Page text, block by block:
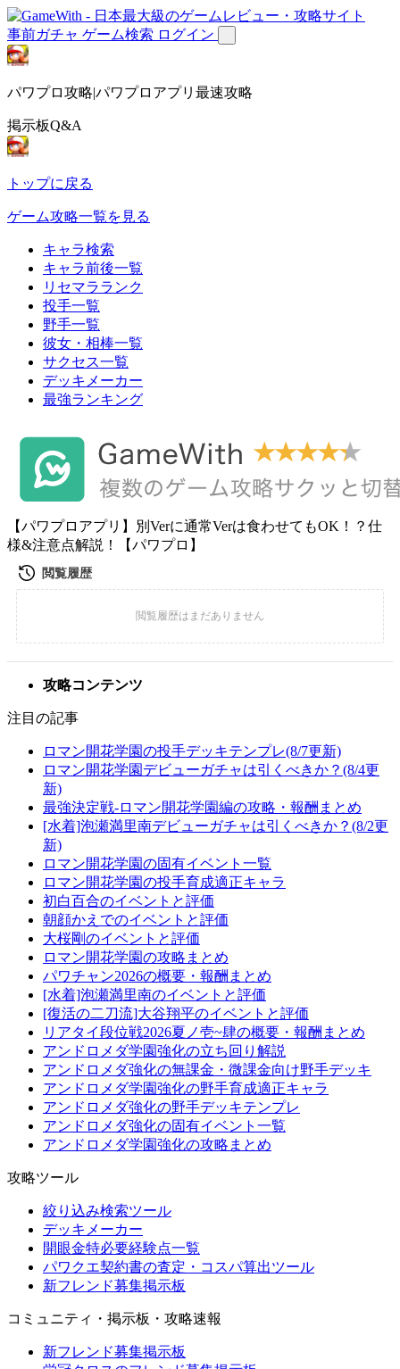
事前ガチャ ゲーム検索 ログイン
パワプロ攻略|パワプロアプリ最速攻略
掲示板Q&A
トップに戻る
ゲーム攻略一覧を見る
キャラ検索
キャラ前後一覧
リセマラランク
投手一覧
野手一覧
彼女・相棒一覧
サクセス一覧
デッキメーカー
最強ランキング
【パワプロアプリ】別Verに通常Verは食わせてもOK！？仕
様&注意点解説！【パワプロ】
攻略コンテンツ
注目の記事
ロマン開花学園の投手デッキテンプレ(8/7更新)
ロマン開花学園デビューガチャは引くべきか？(8/4更
新)
最強決定戦-ロマン開花学園編の攻略・報酬まとめ
[水着]泡瀬満里南デビューガチャは引くべきか？(8/2更
新)
ロマン開花学園の固有イベント一覧
ロマン開花学園の投手育成適正キャラ
初白百合のイベントと評価
朝顔かえでのイベントと評価
大桜剛のイベントと評価
ロマン開花学園の攻略まとめ
パワチャン2026の概要・報酬まとめ
[水着]泡瀬満里南のイベントと評価
[復活の二刀流]大谷翔平のイベントと評価
リアタイ段位戦2026夏ノ壱~肆の概要・報酬まとめ
アンドロメダ学園強化の立ち回り解説
アンドロメダ強化の無課金・微課金向け野手デッキ
アンドロメダ学園強化の野手育成適正キャラ
アンドロメダ強化の野手デッキテンプレ
アンドロメダ強化の固有イベント一覧
アンドロメダ学園強化の攻略まとめ
攻略ツール
絞り込み検索ツール
デッキメーカー
開眼金特必要経験点一覧
パワクエ契約書の査定・コスパ算出ツール
新フレンド募集掲示板
コミュニティ・掲示板・攻略速報
新フレンド募集掲示板